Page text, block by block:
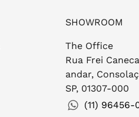
SHOWROOM
The Office
Rua Frei
andar,
SP, 01307-000
(11) 96456-